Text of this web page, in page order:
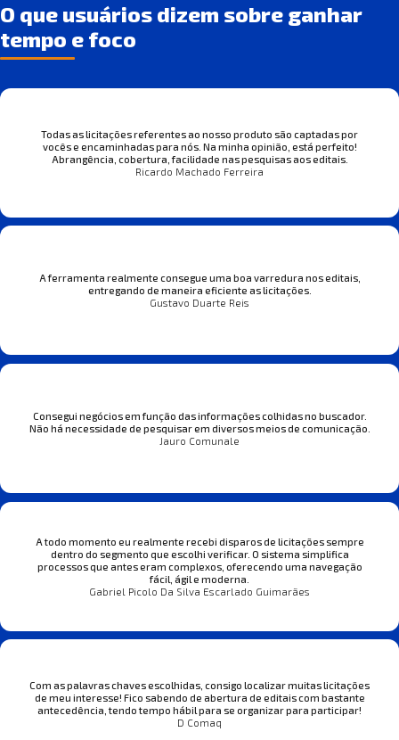
O que usuários dizem sobre ganhar
tempo e foco
Todas as licitações referentes ao nosso produto são captadas por
vocês e encaminhadas para nós. Na minha opinião, está perfeito!
Abrangência, cobertura, facilidade nas pesquisas aos editais.
Ricardo Machado Ferreira
A ferramenta realmente consegue uma boa varredura nos editais,
entregando de maneira eficiente as licitações.
Gustavo Duarte Reis
Consegui negócios em função das informações colhidas no buscador.
Não há necessidade de pesquisar em diversos meios de comunicação.
Jauro Comunale
A todo momento eu realmente recebi disparos de licitações sempre
dentro do segmento que escolhi verificar. O sistema simplifica
processos que antes eram complexos, oferecendo uma navegação
fácil, ágil e moderna.
Gabriel Picolo Da Silva Escarlado Guimarães
Com as palavras chaves escolhidas, consigo localizar muitas licitações
de meu interesse! Fico sabendo de abertura de editais com bastante
antecedência, tendo tempo hábil para se organizar para participar!
D Comaq